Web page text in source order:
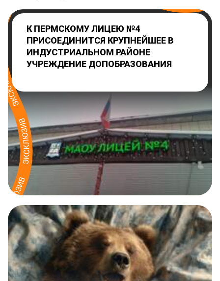
К ПЕРМСКОМУ ЛИЦЕЮ №4
ПРИСОЕДИНИТСЯ КРУПНЕЙШЕЕ В
ИНДУСТРИАЛЬНОМ РАЙОНЕ
УЧРЕЖДЕНИЕ ДОПОБРАЗОВАНИЯ